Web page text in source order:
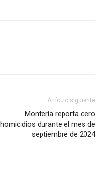
Artículo siguiente
Montería reporta cero
homicidios durante el mes de
septiembre de 2024